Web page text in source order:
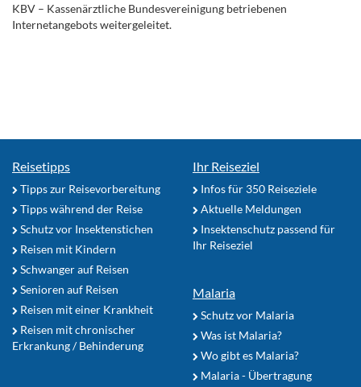
KBV – Kassenärztliche Bundesvereinigung betriebenen
Internetangebots weitergeleitet.
Reisetipps
Tipps zur Reisevorbereitung
Tipps während der Reise
Schutz vor Insektenstichen
Reisen mit Kindern
Schwanger auf Reisen
Senioren auf Reisen
Reisen mit einer Krankheit
Reisen mit chronischer
Erkrankung / Behinderung
Ihr Reiseziel
Infos für 350 Reiseziele
Aktuelle Meldungen
Insektenschutz passend für
Ihr Reiseziel
Malaria
Schutz vor Malaria
Was ist Malaria?
Wo gibt es Malaria?
Malaria - Übertragung